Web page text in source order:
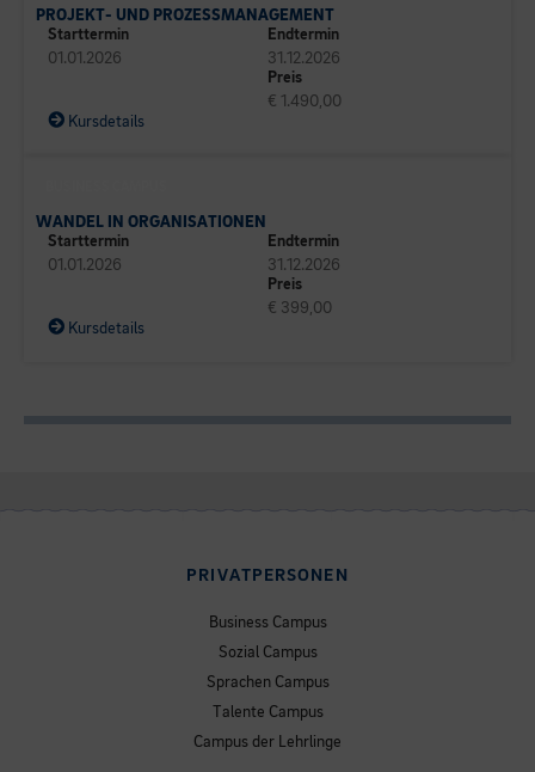
PROJEKT- UND PROZESSMANAGEMENT
Starttermin
01.01.2026
Endtermin
31.12.2026
Preis
€ 1.490,00
Kursdetails
WANDEL IN ORGANISATIONEN
Starttermin
01.01.2026
Endtermin
31.12.2026
Preis
€ 399,00
Kursdetails
PRIVATPERSONEN
Business Campus
Sozial Campus
Sprachen Campus
Talente Campus
Campus der Lehrlinge